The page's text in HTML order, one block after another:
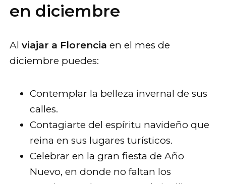
en diciembre
Al viajar a Florencia en el mes de
diciembre puedes:
Contemplar la belleza invernal de sus
calles.
Contagiarte del espíritu navideño que
reina en sus lugares turísticos.
Celebrar en la gran fiesta de Año
Nuevo, en donde no faltan los